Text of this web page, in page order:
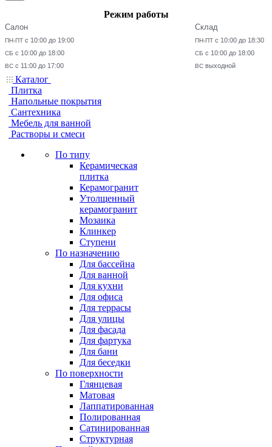
Режим работы
Салон
ПН-ПТ с 10:00 до 19:00
СБ с 10:00 до 18:00
ВС с 11:00 до 17:00
Склад
ПН-ПТ с 10:00 до 18:30
СБ с 10:00 до 18:00
ВС выходной
Каталог
Плитка
Напольные покрытия
Сантехника
Мебель для ванной
Растворы и смеси
По типу
Керамическая
плитка
Керамогранит
Утолщенный
керамогранит
Мозаика
Клинкер
Ступени
По назначению
Для бассейна
Для ванной
Для кухни
Для офиса
Для террасы
Для улицы
Для фасада
Для фартука
Для бани
Для беседки
По поверхности
Глянцевая
Матовая
Лаппатированная
Полированная
Сатинированная
Структурная